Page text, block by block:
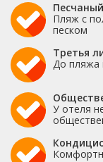
Пляж с
песком
Третья
До пляжа
У отеля